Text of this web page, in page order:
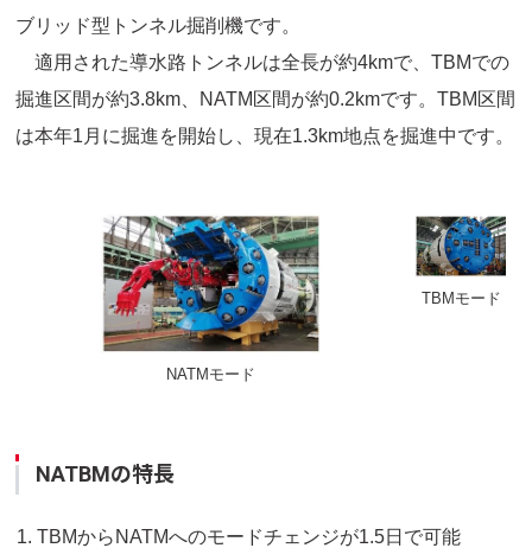
ブリッド型トンネル掘削機です。
適用された導水路トンネルは全長が約4kmで、TBMでの
掘進区間が約3.8km、NATM区間が約0.2kmです。TBM区間
は本年1月に掘進を開始し、現在1.3km地点を掘進中です。
NATMモード
TBMモード
NATBMの特長
TBMからNATMへのモードチェンジが1.5日で可能